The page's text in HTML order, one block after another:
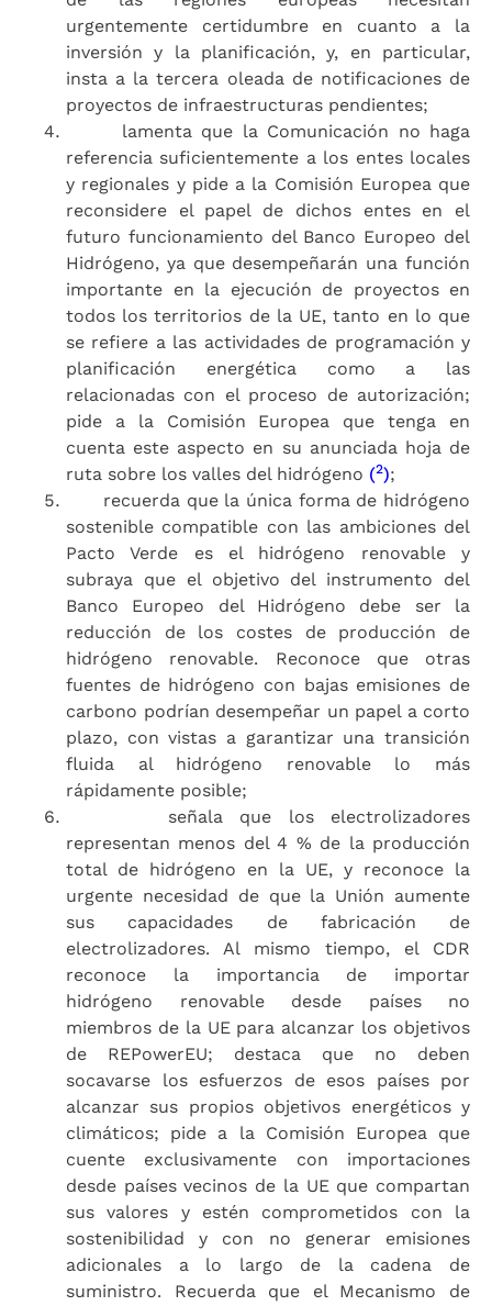
urgentemente certidumbre en cuanto a la
inversión y la planificación, y, en particular,
insta a la tercera oleada de notificaciones de
proyectos de infraestructuras pendientes;
lamenta que la Comunicación no haga
referencia suficientemente a los entes locales
y regionales y pide a la Comisión Europea que
reconsidere el papel de dichos entes en el
futuro funcionamiento del Banco Europeo del
Hidrógeno, ya que desempeñarán una función
importante en la ejecución de proyectos en
todos los territorios de la UE, tanto en lo que
se refiere a las actividades de programación y
planificación energética como a las
relacionadas con el proceso de autorización;
pide a la Comisión Europea que tenga en
cuenta este aspecto en su anunciada hoja de
ruta sobre los valles del hidrógeno (2);
recuerda que la única forma de hidrógeno
sostenible compatible con las ambiciones del
Pacto Verde es el hidrógeno renovable y
subraya que el objetivo del instrumento del
Banco Europeo del Hidrógeno debe ser la
reducción de los costes de producción de
hidrógeno renovable. Reconoce que otras
fuentes de hidrógeno con bajas emisiones de
carbono podrían desempeñar un papel a corto
plazo, con vistas a garantizar una transición
fluida al hidrógeno renovable lo más
rápidamente posible;
señala que los electrolizadores
representan menos del 4 % de la producción
total de hidrógeno en la UE, y reconoce la
urgente necesidad de que la Unión aumente
sus capacidades de fabricación de
electrolizadores. Al mismo tiempo, el CDR
reconoce la importancia de importar
hidrógeno renovable desde países no
miembros de la UE para alcanzar los objetivos
de REPowerEU; destaca que no deben
socavarse los esfuerzos de esos países por
alcanzar sus propios objetivos energéticos y
climáticos; pide a la Comisión Europea que
cuente exclusivamente con importaciones
desde países vecinos de la UE que compartan
sus valores y estén comprometidos con la
sostenibilidad y con no generar emisiones
adicionales a lo largo de la cadena de
suministro. Recuerda que el Mecanismo de